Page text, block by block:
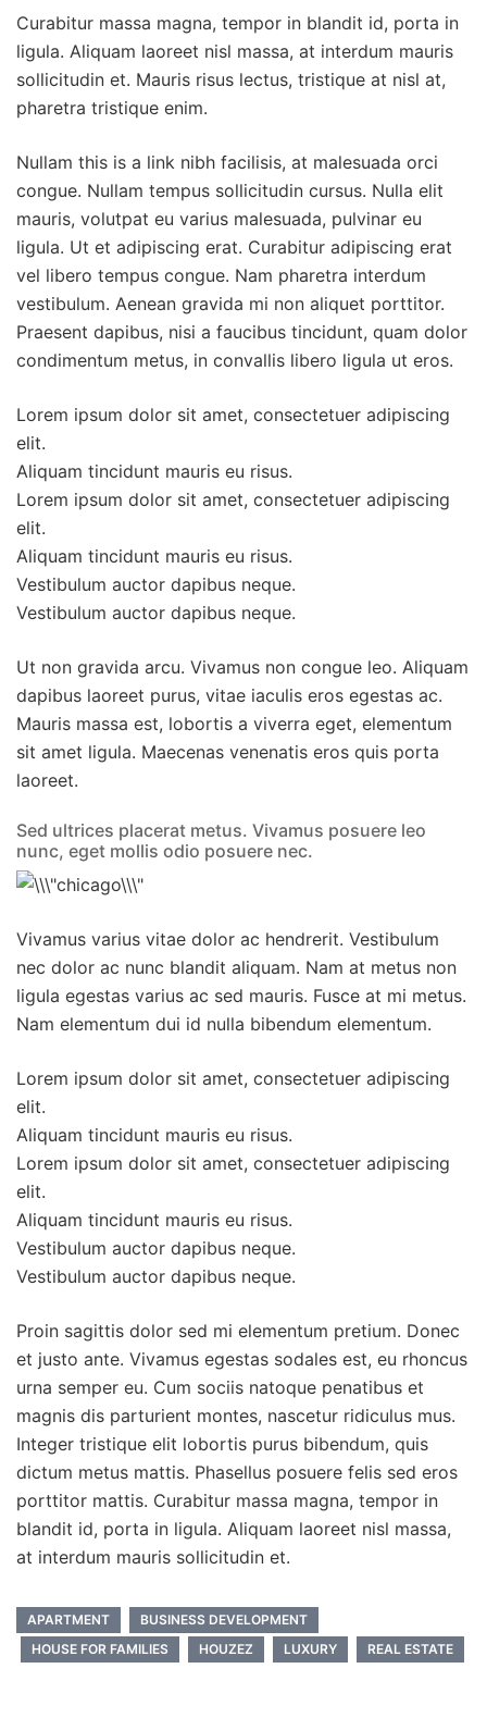
Curabitur massa magna, tempor in blandit id, porta in
ligula. Aliquam laoreet nisl massa, at interdum mauris
sollicitudin et. Mauris risus lectus, tristique at nisl at,
pharetra tristique enim.
Nullam this is a link nibh facilisis, at malesuada orci
congue. Nullam tempus sollicitudin cursus. Nulla elit
mauris, volutpat eu varius malesuada, pulvinar eu
ligula. Ut et adipiscing erat. Curabitur adipiscing erat
vel libero tempus congue. Nam pharetra interdum
vestibulum. Aenean gravida mi non aliquet porttitor.
Praesent dapibus, nisi a faucibus tincidunt, quam dolor
condimentum metus, in convallis libero ligula ut eros.
Lorem ipsum dolor sit amet, consectetuer adipiscing
elit.
Aliquam tincidunt mauris eu risus.
Lorem ipsum dolor sit amet, consectetuer adipiscing
elit.
Aliquam tincidunt mauris eu risus.
Vestibulum auctor dapibus neque.
Vestibulum auctor dapibus neque.
Ut non gravida arcu. Vivamus non congue leo. Aliquam
dapibus laoreet purus, vitae iaculis eros egestas ac.
Mauris massa est, lobortis a viverra eget, elementum
sit amet ligula. Maecenas venenatis eros quis porta
laoreet.
Sed ultrices placerat metus. Vivamus posuere leo
nunc, eget mollis odio posuere nec.
Vivamus varius vitae dolor ac hendrerit. Vestibulum
nec dolor ac nunc blandit aliquam. Nam at metus non
ligula egestas varius ac sed mauris. Fusce at mi metus.
Nam elementum dui id nulla bibendum elementum.
Lorem ipsum dolor sit amet, consectetuer adipiscing
elit.
Aliquam tincidunt mauris eu risus.
Lorem ipsum dolor sit amet, consectetuer adipiscing
elit.
Aliquam tincidunt mauris eu risus.
Vestibulum auctor dapibus neque.
Vestibulum auctor dapibus neque.
Proin sagittis dolor sed mi elementum pretium. Donec
et justo ante. Vivamus egestas sodales est, eu rhoncus
urna semper eu. Cum sociis natoque penatibus et
magnis dis parturient montes, nascetur ridiculus mus.
Integer tristique elit lobortis purus bibendum, quis
dictum metus mattis. Phasellus posuere felis sed eros
porttitor mattis. Curabitur massa magna, tempor in
blandit id, porta in ligula. Aliquam laoreet nisl massa,
at interdum mauris sollicitudin et.
APARTMENT
BUSINESS DEVELOPMENT
HOUSE FOR FAMILIES
HOUZEZ LUXURY REAL ESTATE